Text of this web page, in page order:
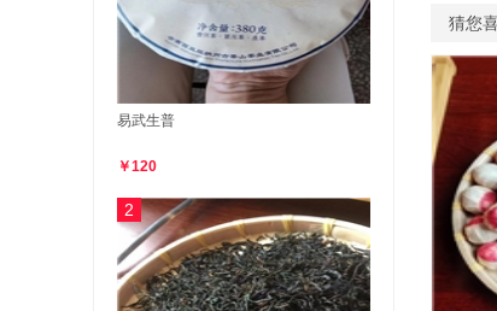
猜您
易武生普
￥120
2